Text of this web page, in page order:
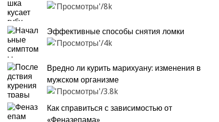
8k
Эффективные способы снятия ломки
4k
Вредно ли курить марихуану: изменения в
мужском организме
3.8k
Как справиться с зависимостью от
«Феназепама»